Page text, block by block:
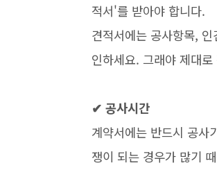
적서'를 받아야 합니다.
견적서에는 공사항목,
인하세요. 그래야 제대
✔ 공사시간
계약서에는 반드시 공사
쟁이 되는 경우가 많기